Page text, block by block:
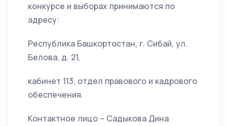
конкурсе и выборах принимаются по
адресу:
Республика Башкортостан, г. Сибай, ул.
Белова, д. 21,
кабинет 113, отдел правового и кадрового
обеспечения.
Контактное лицо – Садыкова Дина